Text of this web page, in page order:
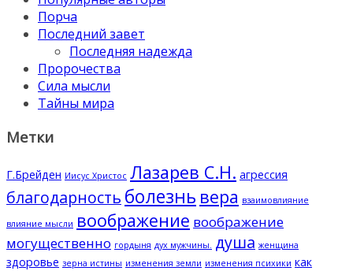
Порча
Последний завет
Последняя надежда
Пророчества
Сила мысли
Тайны мира
Метки
Г.Брейден Иисус Христос Лазарев С.Н. агрессия
благодарность болезнь вера взаимовлияние
влияние мысли воображение воображение
могущественно гордыня дух мужчины. душа женщина
здоровье зерна истины изменения земли изменения психики как